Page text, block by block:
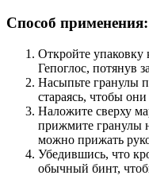
Способ применения:
Откройте
Гепоглос, потянув
Насыпьте гранулы
стараясь, чтобы
Наложите сверху
прижмите гранулы
можно прижать
Убедившись, что
обычный бинт,